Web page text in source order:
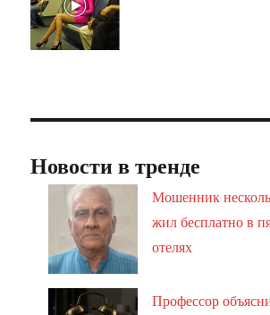
Новости в тренде
Мошенник
жил бесплатно в
отелях
Профессор